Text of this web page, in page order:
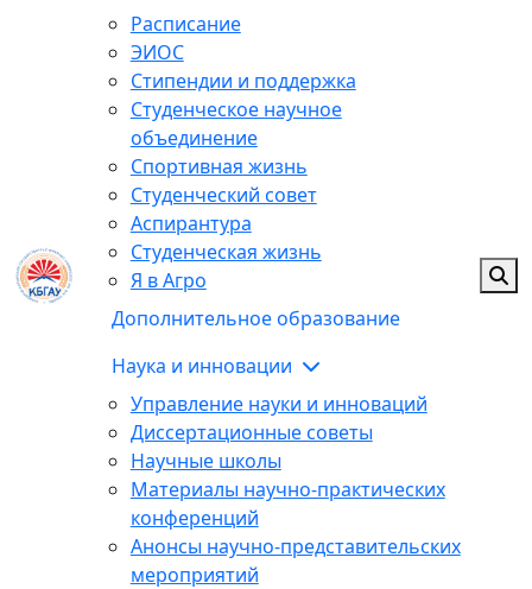
Расписание
ЭИОС
Стипендии и поддержка
Студенческое научное
объединение
Спортивная жизнь
Студенческий совет
Аспирантура
Студенческая жизнь
Я в Агро
Дополнительное образование
Наука и инновации
Управление науки и инноваций
Диссертационные советы
Научные школы
Материалы научно-практических
конференций
Анонсы научно-представительских
мероприятий